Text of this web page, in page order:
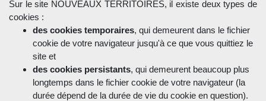
Sur le site NOUVEAUX TERRITOIRES, il existe deux types de
cookies :
des cookies temporaires, qui demeurent dans le fichier
cookie de votre navigateur jusqu'à ce que vous quittiez le
site et
des cookies persistants, qui demeurent beaucoup plus
longtemps dans le fichier cookie de votre navigateur (la
durée dépend de la durée de vie du cookie en question).